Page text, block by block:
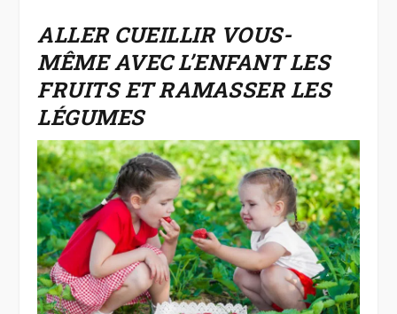
ALLER CUEILLIR VOUS-
MÊME AVEC L’ENFANT LES
FRUITS ET RAMASSER LES
LÉGUMES